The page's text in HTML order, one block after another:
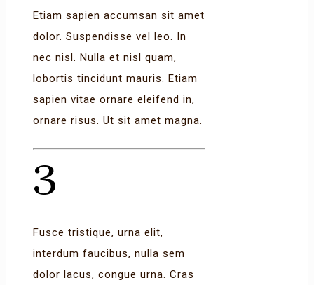
Etiam sapien accumsan sit amet
dolor. Suspendisse vel leo. In
nec nisl. Nulla et nisl quam,
lobortis tincidunt mauris. Etiam
sapien vitae ornare eleifend in,
ornare risus. Ut sit amet magna.
3
Fusce tristique, urna elit,
interdum faucibus, nulla sem
dolor lacus, congue urna. Cras